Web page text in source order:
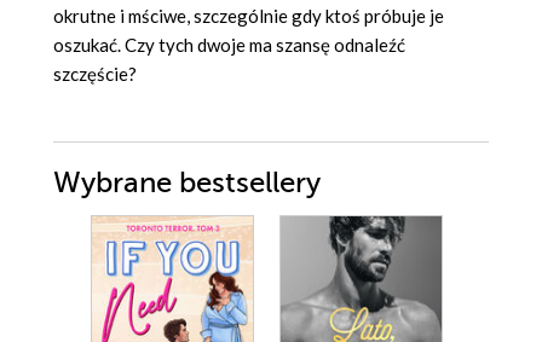
okrutne i mściwe, szczególnie gdy ktoś próbuje je
oszukać. Czy tych dwoje ma szansę odnaleźć
szczęście?
Wybrane bestsellery